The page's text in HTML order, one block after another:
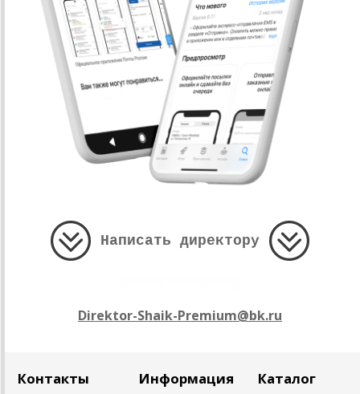
Написать директору
Direktor-Shaik-Premium@bk.ru
Контакты Информация Каталог